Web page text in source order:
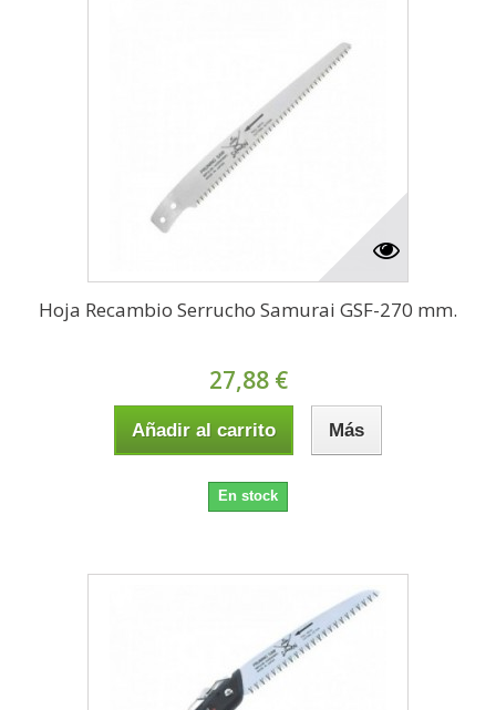
Hoja Recambio Serrucho Samurai GSF-270 mm.
27,88 €
Añadir al carrito Más
En stock